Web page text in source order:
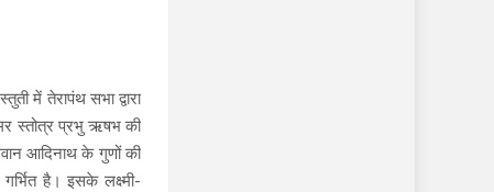
में तेरापंथ सभा द्वारा
स्तोत्र प्रभु ऋषभ की
आदिनाथ के गुणों की
है। इसके लक्ष्मी-